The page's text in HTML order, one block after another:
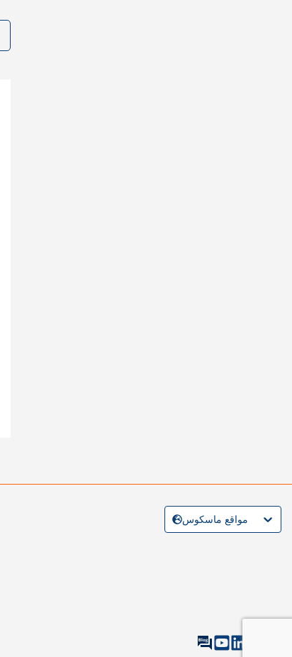
مواقع ماسكوس